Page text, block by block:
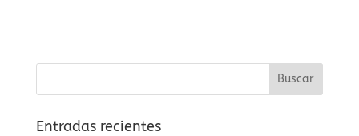
Entradas recientes